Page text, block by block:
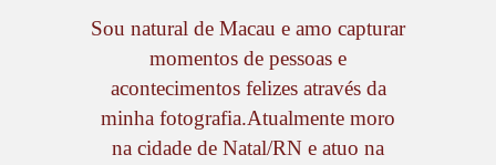
Sou natural de Macau e amo capturar
momentos de pessoas e
acontecimentos felizes através da
minha fotografia.Atualmente moro
na cidade de Natal/RN e atuo na